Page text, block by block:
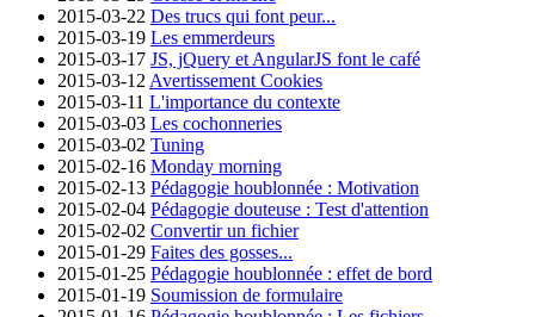
2015-03-22 Des trucs qui font peur...
2015-03-19 Les emmerdeurs
2015-03-17 JS, jQuery et AngularJS font le café
2015-03-12 Avertissement Cookies
2015-03-11 L'importance du contexte
2015-03-03 Les cochonneries
2015-03-02 Tuning
2015-02-16 Monday morning
2015-02-13 Pédagogie houblonnée : Motivation
2015-02-04 Pédagogie douteuse : Test d'attention
2015-02-02 Convertir un fichier
2015-01-29 Faites des gosses...
2015-01-25 Pédagogie houblonnée : effet de bord
2015-01-19 Soumission de formulaire